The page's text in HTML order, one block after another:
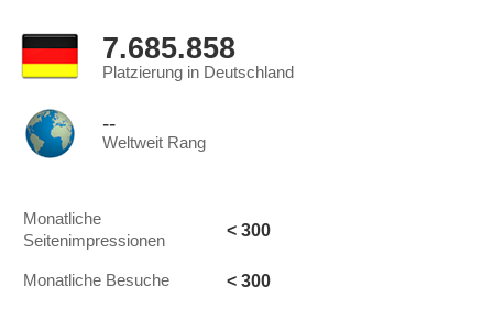
7.685.858
Platzierung in Deutschland
--
Weltweit Rang
Monatliche
Seitenimpressionen
< 300
Monatliche Besuche < 300